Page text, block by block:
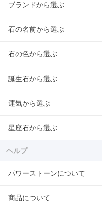
ブランドから選ぶ
石の名前から選ぶ
石の色から選ぶ
誕生石から選ぶ
運気から選ぶ
星座石から選ぶ
ヘルプ
パワーストーンについて
商品について